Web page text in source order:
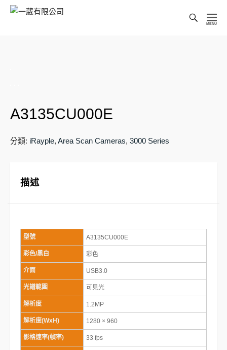
A3135CU000E
分類: iRayple, Area Scan Cameras, 3000 Series
描述
型號 A3135CU000E
彩色/黑白 彩色
介面 USB3.0
光譜範圍 可見光
解析度 1.2MP
解析度(WxH) 1280 × 960
影格速率(幀率) 33 fps